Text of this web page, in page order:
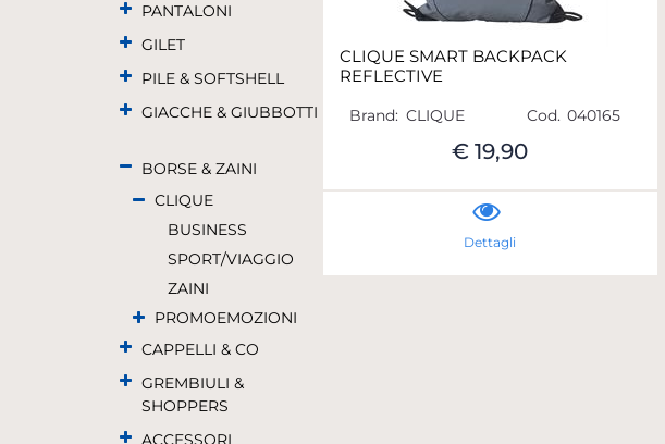
PANTALONI
GILET
PILE & SOFTSHELL
GIACCHE & GIUBBOTTI
BORSE & ZAINI
CLIQUE
BUSINESS
SPORT/VIAGGIO
ZAINI
PROMOEMOZIONI
CAPPELLI & CO
GREMBIULI &
SHOPPERS
ACCESSORI
CLIQUE SMART BACKPACK
REFLECTIVE
Brand: CLIQUE Cod. 040165
€ 19,90
Dettagli